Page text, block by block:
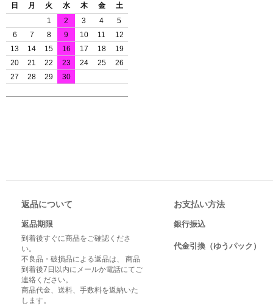
日
月 火 水 木 金
土
1
2 3 4
5
6
7 8 9 10 11
12
13
14 15 16 17 18
19
20
21 22 23 24 25
26
27
28 29 30
返品について
返品期限
到着後すぐに商品をご確認くださ
い。
不良品・破損品による返品は、 商品
到着後7日以内にメールか電話にてご
連絡ください。
商品代金、送料、手数料を返納いた
します。
お支払い方法
銀行振込
代金引換（ゆうパック）